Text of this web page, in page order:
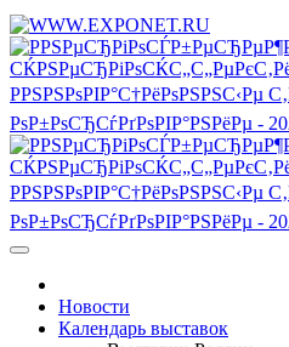
Новости
Календарь выставок